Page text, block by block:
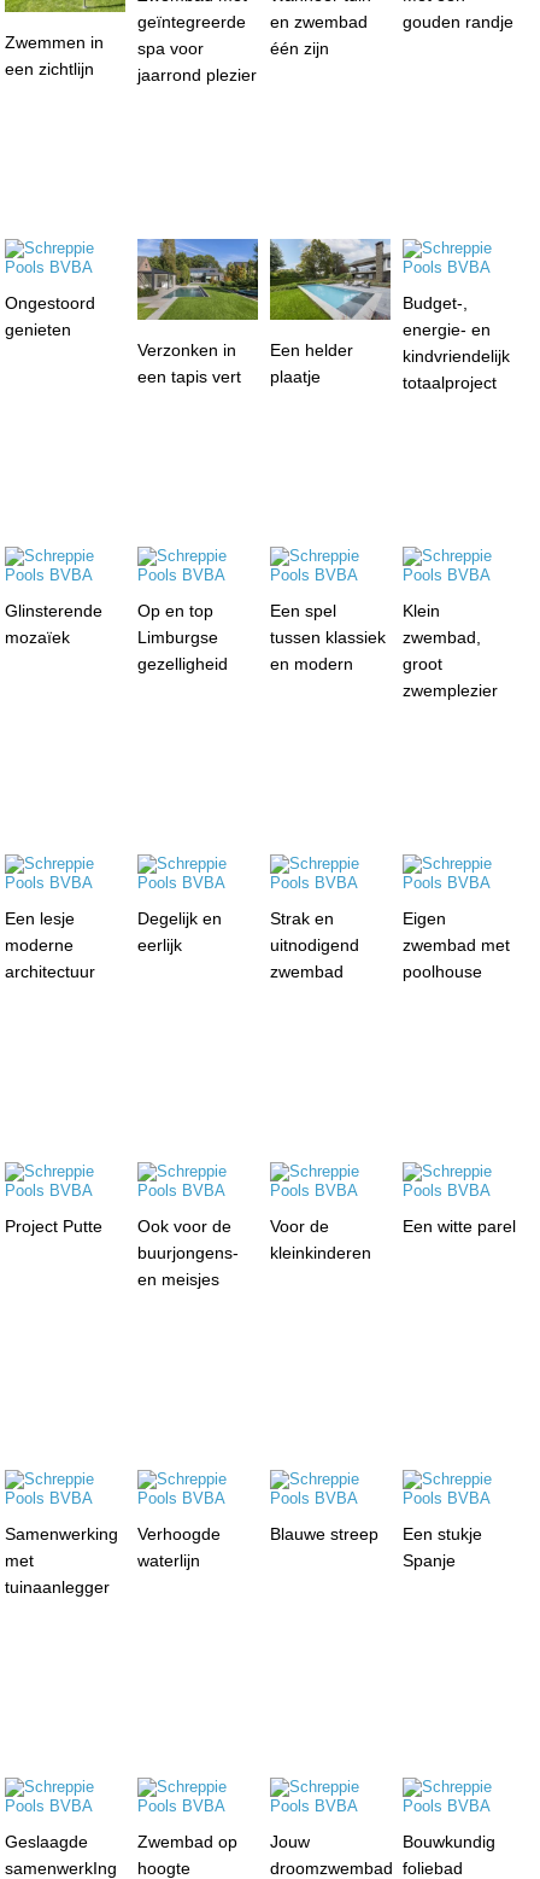
Zwemmen in
een zichtlijn
geïntegreerde
spa voor
jaarrond plezier
en zwembad
één zijn
gouden randje
Ongestoord
genieten
Verzonken in
een tapis vert
Een helder
plaatje
Budget-,
energie- en
kindvriendelijk
totaalproject
Glinsterende
mozaïek
Op en top
Limburgse
gezelligheid
Een spel
tussen klassiek
en modern
Klein
zwembad,
groot
zwemplezier
Een lesje
moderne
architectuur
Degelijk en
eerlijk
Strak en
uitnodigend
zwembad
Eigen
zwembad met
poolhouse
Project Putte
Ook voor de
buurjongens-
en meisjes
Voor de
kleinkinderen
Een witte parel
Samenwerking
met
tuinaanlegger
Verhoogde
waterlijn
Blauwe streep
Een stukje
Spanje
Geslaagde
samenwerkIng
Zwembad op
hoogte
Jouw
droomzwembad
Bouwkundig
foliebad